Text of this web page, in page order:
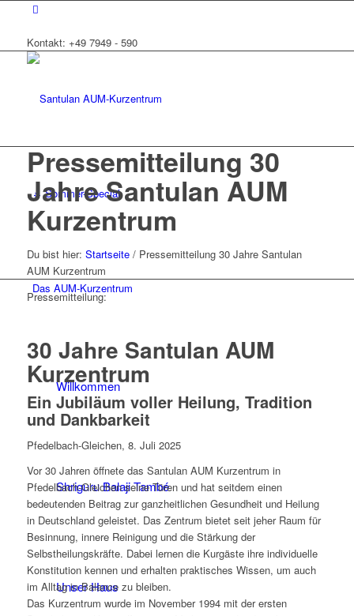
Kontakt: +49 7949 - 590
☼ Sommer-Special
Das AUM-Kurzentrum
Willkommen
Shriguru Balaji També
Unser Haus
Pressemitteilung 30
Jahre Santulan AUM
Kurzentrum
Du bist hier: Startseite / Pressemitteilung 30 Jahre Santulan
AUM Kurzentrum
Pressemitteilung:
30 Jahre Santulan AUM
Kurzentrum
Ein Jubiläum voller Heilung, Tradition
und Dankbarkeit
Pfedelbach-Gleichen, 8. Juli 2025
Vor 30 Jahren öffnete das Santulan AUM Kurzentrum in
Pfedelbach-Gleichen seine Türen und hat seitdem einen
bedeutenden Beitrag zur ganzheitlichen Gesundheit und Heilung
in Deutschland geleistet. Das Zentrum bietet seit jeher Raum für
Besinnung, innere Reinigung und die Stärkung der
Selbstheilungskräfte. Dabei lernen die Kurgäste ihre individuelle
Konstitution kennen und erhalten praktisches Wissen, um auch
im Alltag in Balance zu bleiben.
Das Kurzentrum wurde im November 1994 mit der ersten